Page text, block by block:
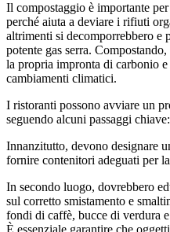
Il compostaggio è importante
perché aiuta a deviare i rifiuti
altrimenti si decomporrebbero e
potente gas serra.
la propria impronta di carbonio
cambiamenti climatici.
I ristoranti possono avviare un
seguendo alcuni passaggi chiave:
Innanzitutto, devono designare
fornire contenitori adeguati per
In secondo luogo, dovrebbero
sul corretto smistamento e
fondi di caffè, bucce di verdura